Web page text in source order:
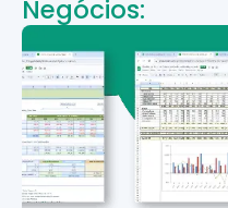
Negócios: